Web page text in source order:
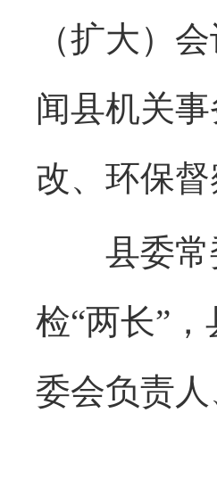
（扩大）
闻县机关
改、环保
县委常委
检“两长”
委会负责